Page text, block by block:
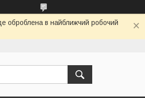
оброблена в найближчий робочий